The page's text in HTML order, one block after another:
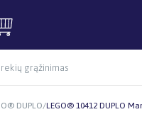
grąžinimas
DUPLO/LEGO® 10412 DUPLO